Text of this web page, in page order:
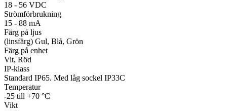
18 - 56 VDC
Strömförbrukning
15 - 88 mA
Färg på ljus
(linsfärg) Gul, Blå, Grön
Färg på enhet
Vit, Röd
IP-klass
Standard IP65. Med låg sockel IP33C
Temperatur
-25 till +70 °C
Vikt